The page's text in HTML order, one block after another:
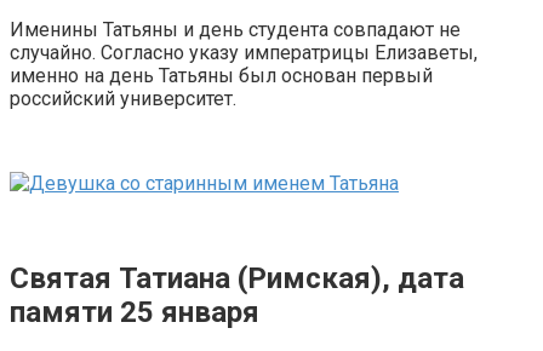
Именины Татьяны и день студента совпадают не
случайно. Согласно указу императрицы Елизаветы,
именно на день Татьяны был основан первый
российский университет.
Святая Татиана (Римская), дата
памяти 25 января